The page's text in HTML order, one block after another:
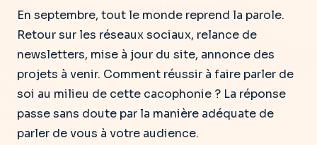
En septembre, tout le monde reprend la parole.
Retour sur les réseaux sociaux, relance de
newsletters, mise à jour du site, annonce des
projets à venir. Comment réussir à faire parler de
soi au milieu de cette cacophonie ? La réponse
passe sans doute par la manière adéquate de
parler de vous à votre audience.